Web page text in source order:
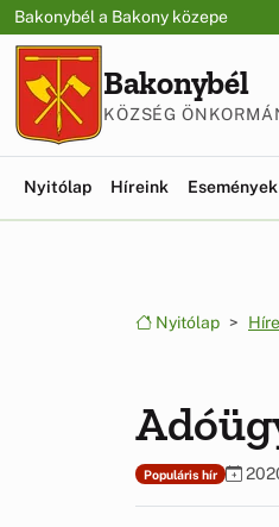
Ugrás a menüre
Ugrás a tartalomra
Bakonybél a Bakony közepe
Bakonybél
KÖZSÉG
Nyitólap Híreink Események
Nyitólap
Populáris hír